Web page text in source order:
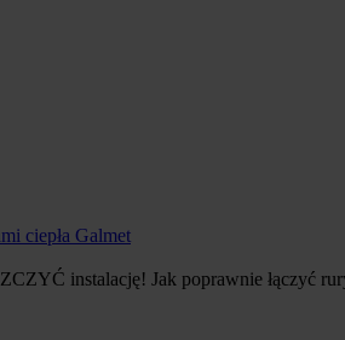
ciepła Galmet
instalację! Jak poprawnie łączyć